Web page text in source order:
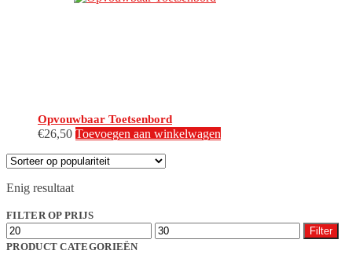
Opvouwbaar Toetsenbord
€26,50 Toevoegen aan winkelwagen
Enig resultaat
FILTER OP PRIJS
Min.
prijs
Max.
prijs
Filter
PRODUCT CATEGORIEËN